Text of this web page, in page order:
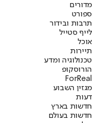
מדורים
ספורט
תרבות ובידור
לייף סטייל
אוכל
תיירות
טכנולוגיה ומדע
הורוסקופ
ForReal
מגזין השבוע
דעות
חדשות בארץ
חדשות בעולם